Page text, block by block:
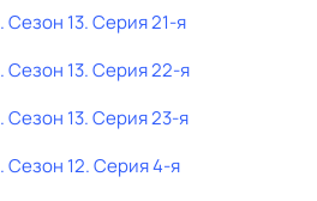
. Сезон 13. Серия 21-я
. Сезон 13. Серия 22-я
. Сезон 13. Серия 23-я
. Сезон 12. Серия 4-я